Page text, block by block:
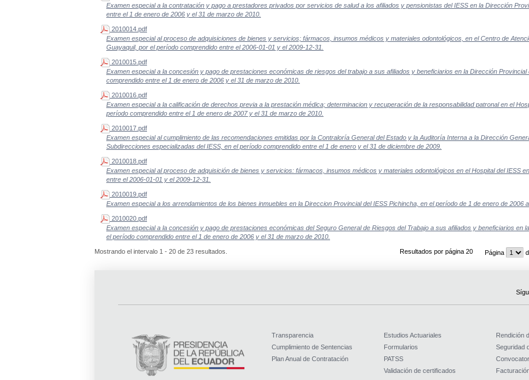
Examen especial a la contratación y pago a prestadores privados por servicios de salud a los afiliados y pensionistas del IESS en la Dirección
entre el 1 de enero de 2006 y el 31 de marzo de 2010.
2010014.pdf
Examen especial al proceso de adquisiciones de bienes y servicios; fármacos, insumos médicos y materiales odontológicos, en el Centro de
Guayaquil, por el período comprendido entre el 2006-01-01 y el 2009-12-31.
2010015.pdf
Examen especial a la concesión y pago de prestaciones económicas de riesgos del trabajo a sus afiliados y beneficiarios en la Dirección
comprendido entre el 1 de enero de 2006 y el 31 de marzo de 2010.
2010016.pdf
Examen especial a la calificación de derechos previa a la prestación médica; determinacion y recuperación de la responsabilidad patronal en el
período comprendido entre el 1 de enero de 2007 y el 31 de marzo de 2010.
2010017.pdf
Examen especial al cumplimiento de las recomendaciones emitidas por la Contraloría General del Estado y la Auditoría Interna a la Dirección
Subdirecciones especializadas del IESS, en el período comprendido entre el 1 de enero y el 31 de diciembre de 2009.
2010018.pdf
Examen especial al proceso de adquisición de bienes y servicios: fármacos, insumos médicos y materiales odontológicos en el Hospital del IESS
entre el 2006-01-01 y el 2009-12-31.
2010019.pdf
Examen especial a los arrendamientos de los bienes inmuebles en la Direccion Provincial del IESS Pichincha, en el período de 1 de enero de 2006
2010020.pdf
Examen especial a la concesión y pago de prestaciones económicas del Seguro General de Riesgos del Trabajo a sus afiliados y beneficiarios en
el período comprendido entre el 1 de enero de 2006 y el 31 de marzo de 2010.
Mostrando el intervalo 1 - 20 de 23 resultados. Resultados por página 20 Página
Transparencia
Cumplimiento de Sentencias
Plan Anual de Contratación
Estudios Actuariales
Formularios
PATSS
Validación de certificados
Rendición
Seguridad